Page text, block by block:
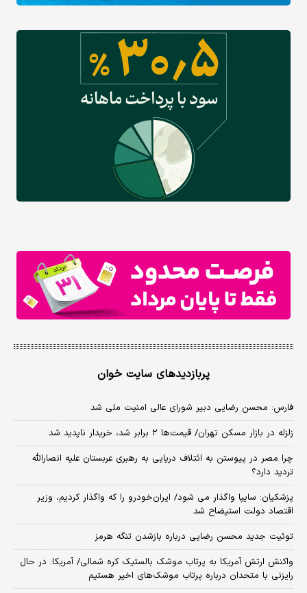
پربازدیدهای سایت خوان
فارس: محسن رضایی دبیر شورای عالی امنیت ملی شد
زلزله در بازار مسکن تهران/ قیمت‌ها ۲ برابر شد، خریدار ناپدید شد
چرا مصر در پیوستن به ائتلاف دریایی به رهبری عربستان علیه انصارالله
تردید دارد؟
پزشکیان: سایپا واگذار می شود/ ایران‌خودرو را که واگذار کردیم، وزیر
اقتصاد دولت استیضاح شد
توئیت جدید محسن رضایی درباره بازشدن تنگه هرمز
واکنش ارتش آمریکا به پرتاب موشک بالستیک کره شمالی/ آمریکا: در حال
رایزنی با متحدان درباره پرتاب موشک‌های اخیر هستیم